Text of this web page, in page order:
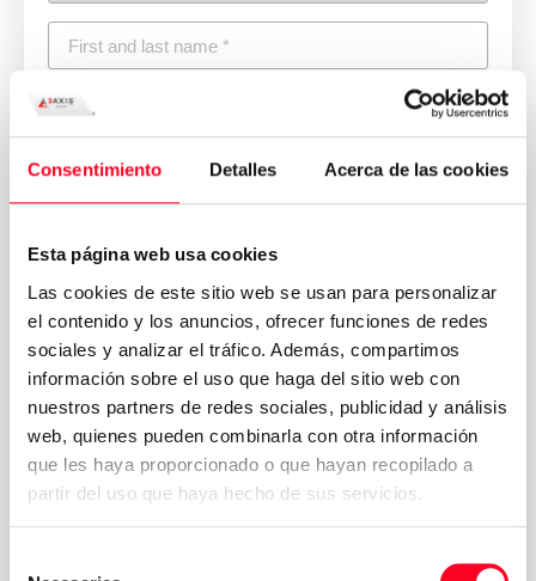
Consentimiento Detalles Acerca de las cookies
Esta página web usa cookies
Las cookies de este sitio web se usan para personalizar
el contenido y los anuncios, ofrecer funciones de redes
sociales y analizar el tráfico. Además, compartimos
información sobre el uso que haga del sitio web con
nuestros partners de redes sociales, publicidad y análisis
web, quienes pueden combinarla con otra información
que les haya proporcionado o que hayan recopilado a
partir del uso que haya hecho de sus servicios.
Acepto los términos y condiciones de laPolítica de